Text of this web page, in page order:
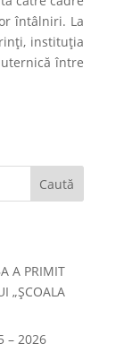
întâlniri. La
instituția
între
Caută
A PRIMIT
„ȘCOALA
– 2026